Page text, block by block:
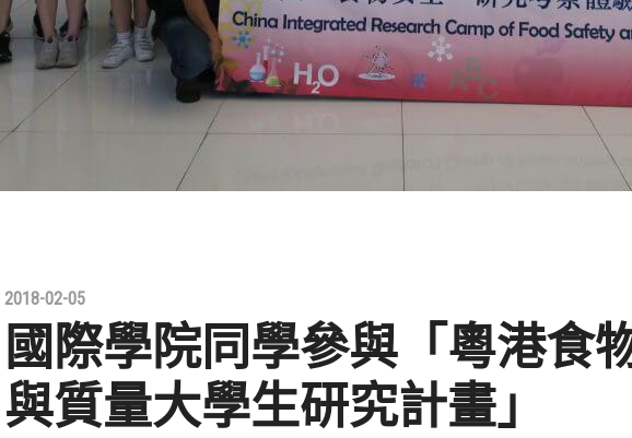
2018-02-05
國際學院同學參與「粵港食
與質量大學生研究計畫」